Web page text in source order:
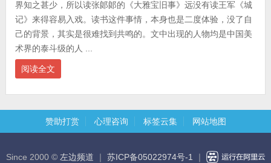
界知之甚少，所以读张郞郞的《大雅宝旧事》远没有读王军《城
记》来得容易入戏。读书这件事情，本身也是二度体验，没了自
己的背景，其实是很难找到共鸣的。文中出现的人物均是中国美
术界的泰斗级的人 ...
阅读全文
赞助打赏 心理咨询 标签云集 网站地图
Since 2000 © 左边频道 ｜ 苏ICP备05022974号-1 ｜